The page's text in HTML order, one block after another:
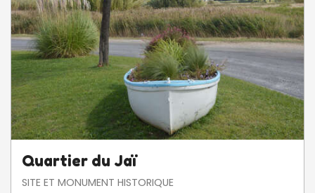
Quartier du Jaï
SITE ET MONUMENT HISTORIQUE